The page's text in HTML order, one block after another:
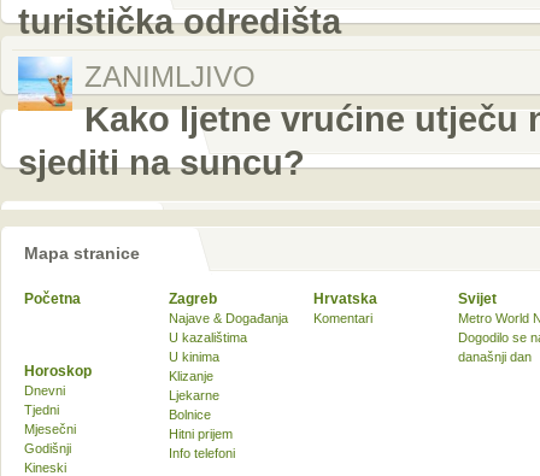
turistička odredišta
ZANIMLJIVO
Kako ljetne vrućine utječu
sjediti na suncu?
Mapa stranice
Početna Zagreb
Najave & Događanja
U kazalištima
U kinima
Klizanje
Ljekarne
Bolnice
Hitni prijem
Info telefoni
Hrvatska
Komentari
Svijet
Metro World
Dogodilo se
današnji dan
Horoskop
Dnevni
Tjedni
Mjesečni
Godišnji
Kineski